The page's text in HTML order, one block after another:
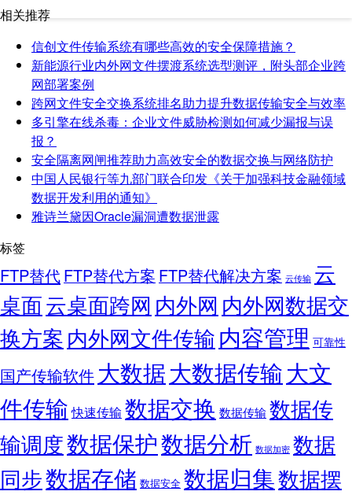
相关推荐
信创文件传输系统有哪些高效的安全保障措施？
新能源行业内外网文件摆渡系统选型测评，附头部企业跨
网部署案例
跨网文件安全交换系统排名助力提升数据传输安全与效率
多引擎在线杀毒：企业文件威胁检测如何减少漏报与误
报？
安全隔离网闸推荐助力高效安全的数据交换与网络防护
中国人民银行等九部门联合印发《关于加强科技金融领域
数据开发利用的通知》
雅诗兰黛因Oracle漏洞遭数据泄露
标签
FTP替代FTP替代方案 FTP替代解决方案 云传输 云
桌面云桌面跨网 内外网 内外网数据交
换方案内外网文件传输内容管理 可靠性
国产传输软件 大数据大数据传输大文
件传输 快速传输 数据交换 数据传输数据传
输调度数据保护数据分析 数据加密 数据
同步数据存储 数据安全 数据归集数据摆